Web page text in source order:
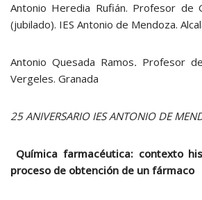
Antonio Heredia Rufián. Profesor de
(jubilado). IES Antonio de Mendoza.
Antonio Quesada Ramos. Profesor
Vergeles. Granada
25 ANIVERSARIO IES ANTONIO DE
Química farmacéutica: contexto
proceso de obtención de un fármaco